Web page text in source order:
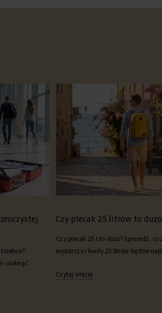
i uniknąć
Czy plecak 25 litrów to
Czy plecak 25 l to dużo? Sprawdź,
wystarczy i kiedy 25 litrów będzie
Czytaj więcej